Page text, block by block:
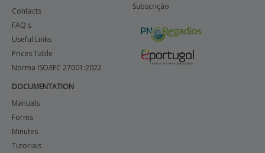
Contacts
FAQ's
Useful Links
Prices Table
Norma ISO/IEC 27001:2022
DOCUMENTATION
Manuals
Forms
Minutes
Tutoriais
Subscrição